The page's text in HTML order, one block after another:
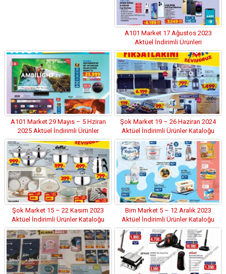
A101 Market 17 Ağustos 2023
Aktüel İndirimli Ürünleri
A101 Market 29 Mayıs – 5 Hziran
2025 Aktüel İndirimli Ürünler
Kataloğu
Şok Market 19 – 26 Haziran 2024
Aktüel İndirimli Ürünler Kataloğu
Şok Market 15 – 22 Kasım 2023
Aktüel İndirimli Ürünler Kataloğu
Bim Market 5 – 12 Aralık 2023
Aktüel İndirimli Ürünler Kataloğu